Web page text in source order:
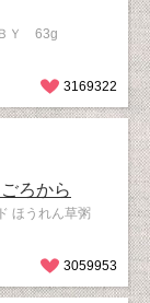
Ｙ 63g
3169322
ろから
ほうれん草粥
3059953